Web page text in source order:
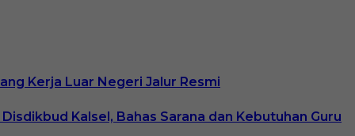
Kerja Luar Negeri Jalur Resmi
Kalsel, Bahas Sarana dan Kebutuhan Guru